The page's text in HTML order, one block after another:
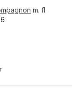
m. fl.
röster: